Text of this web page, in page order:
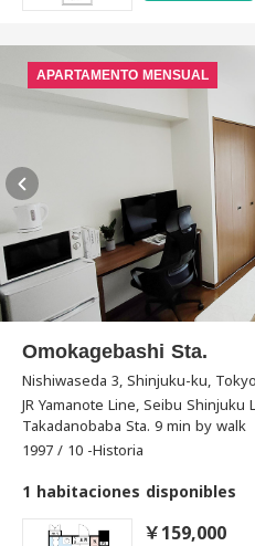
APARTAMENTO MENSUAL
Omokagebashi Sta.
Nishiwaseda 3, Shinjuku-ku, Tokyo
JR Yamanote Line, Seibu
Takadanobaba Sta. 9 min by walk
1997 / 10 -Historia
1 habitaciones disponibles
￥159,000